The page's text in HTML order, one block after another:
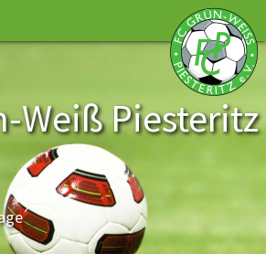
Weiß Piesteritz